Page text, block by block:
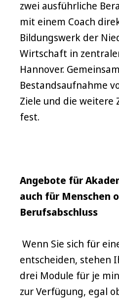
zwei ausführliche
mit einem Coach
Bildungswerk der
Wirtschaft in
Hannover.
Bestandsaufnahme
Ziele und die weitere
fest.
Angebote für
auch für Menschen
Berufsabschluss
Wenn Sie sich für
entscheiden, stehen
drei Module für je
zur Verfügung, egal